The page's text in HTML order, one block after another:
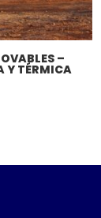
–
Y TÉRMICA